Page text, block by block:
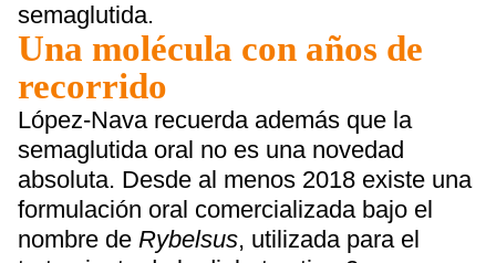
semaglutida.
Una molécula con años de
recorrido
López-Nava recuerda además que la
semaglutida oral no es una novedad
absoluta. Desde al menos 2018 existe una
formulación oral comercializada bajo el
nombre de Rybelsus, utilizada para el